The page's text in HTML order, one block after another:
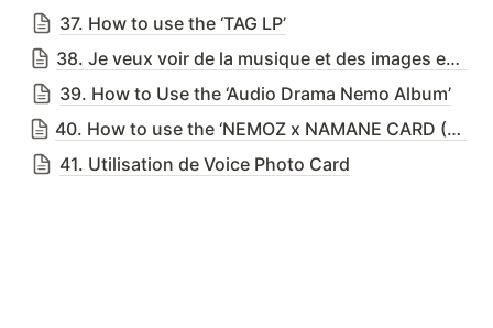
37. How to use the ‘TAG LP’
38. Je veux voir de la musique et des images ensemble !
39. How to Use the ‘Audio Drama Nemo Album’
40. How to use the ‘NEMOZ x NAMANE CARD (TAG VIDEO) ’
41. Utilisation de Voice Photo Card